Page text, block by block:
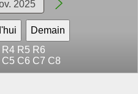
R4 R5 R6
C5 C6 C7 C8